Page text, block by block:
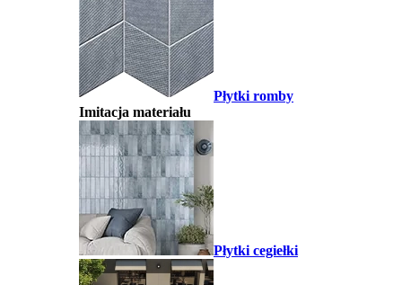
Płytki romby
Imitacja materiału
Płytki cegiełki